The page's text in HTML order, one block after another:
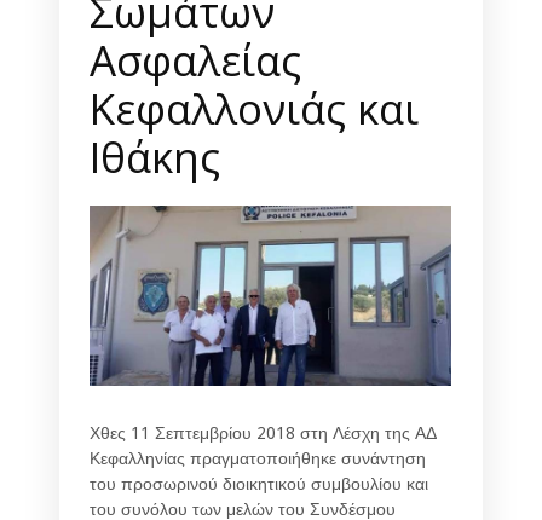
Ασφαλείας
Κεφαλλονιάς και
Ιθάκης
Χθες 11 Σεπτεμβρίου 2018 στη Λέσχη της ΑΔ
Κεφαλληνίας πραγματοποιήθηκε συνάντηση
του προσωρινού διοικητικού συμβουλίου και
του συνόλου των μελών του Συνδέσμου